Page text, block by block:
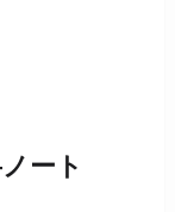
ート